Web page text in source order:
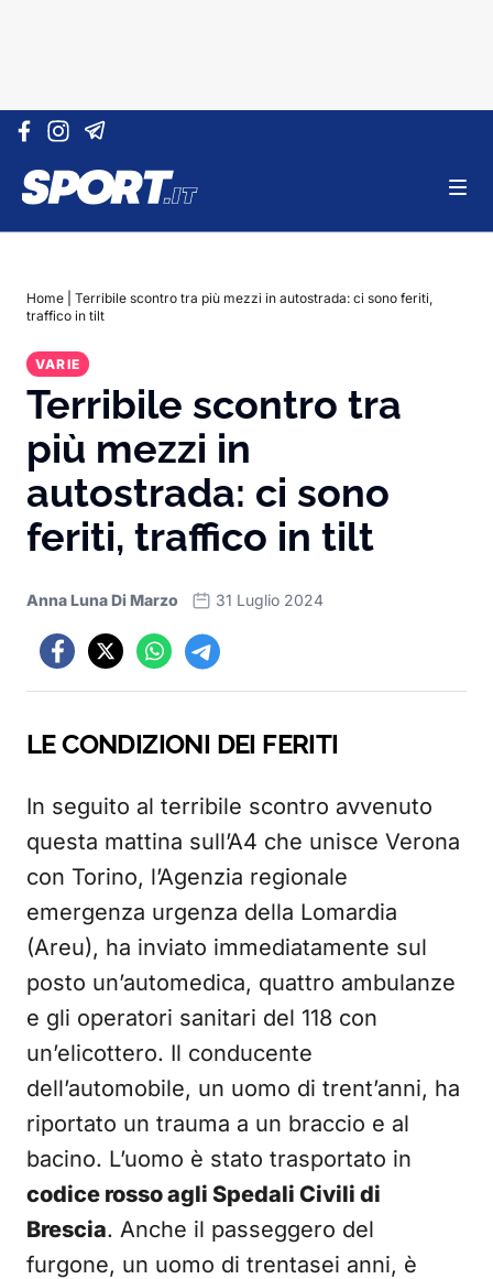
Vai al contenuto
Home
Terribile scontro tra più mezzi in autostrada: ci sono feriti,
traffico in tilt
VARIE
Terribile scontro tra
più mezzi in
autostrada: ci sono
feriti, traffico in tilt
Anna Luna Di Marzo 31 Luglio 2024
LE CONDIZIONI DEI FERITI
In seguito al terribile scontro avvenuto
questa mattina sull’A4 che unisce Verona
con Torino, l’Agenzia regionale
emergenza urgenza della Lomardia
(Areu), ha inviato immediatamente sul
posto un’automedica, quattro ambulanze
e gli operatori sanitari del 118 con
un’elicottero. Il conducente
dell’automobile, un uomo di trent’anni, ha
riportato un trauma a un braccio e al
bacino. L’uomo è stato trasportato in
codice rosso agli Spedali Civili di
Brescia. Anche il passeggero del
furgone, un uomo di trentasei anni, è